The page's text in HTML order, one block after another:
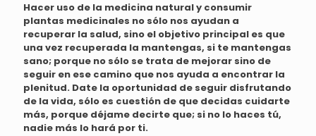
Hacer uso de la medicina natural y consumir
plantas medicinales no sólo nos ayudan a
recuperar la salud, sino el objetivo principal es que
una vez recuperada la mantengas, si te mantengas
sano; porque no sólo se trata de mejorar sino de
seguir en ese camino que nos ayuda a encontrar la
plenitud. Date la oportunidad de seguir disfrutando
de la vida, sólo es cuestión de que decidas cuidarte
más, porque déjame decirte que; si no lo haces tú,
nadie más lo hará por ti.